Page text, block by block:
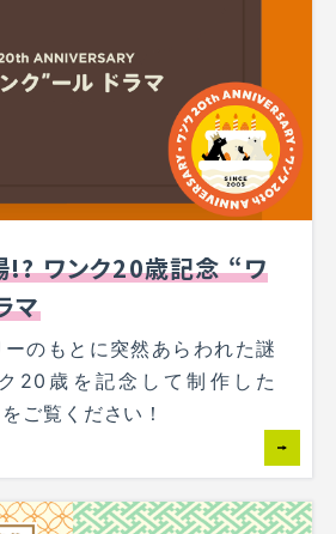
!? ワンク20歳記念 “ワ
マ
のもとに突然あらわれた謎
20歳を記念して制作した
ご覧ください！